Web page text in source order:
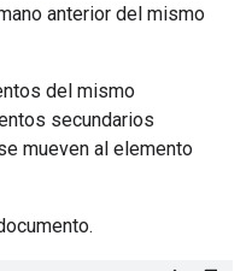
anterior del mismo
del mismo
secundarios
mueven al elemento